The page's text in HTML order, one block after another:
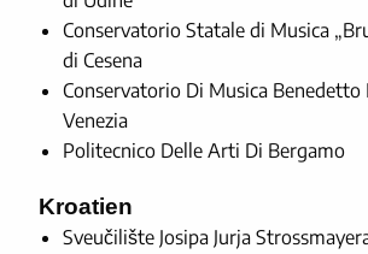
Conservatorio Statale di Musica
di Cesena
Conservatorio Di Musica Benedetto
Venezia
Politecnico Delle Arti Di Bergamo
Kroatien
Sveučilište Josipa Jurja